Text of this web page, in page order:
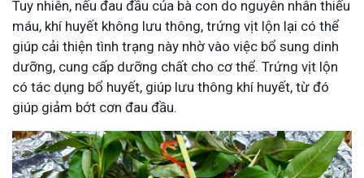
Tuy nhiên, nếu đau đầu của bà con do nguyên nhân thiếu
máu, khí huyết không lưu thông, trứng vịt lộn lại có thể
giúp cải thiện tình trạng này nhờ vào việc bổ sung dinh
dưỡng, cung cấp dưỡng chất cho cơ thể. Trứng vịt lộn
có tác dụng bổ huyết, giúp lưu thông khí huyết, từ đó
giúp giảm bớt cơn đau đầu.